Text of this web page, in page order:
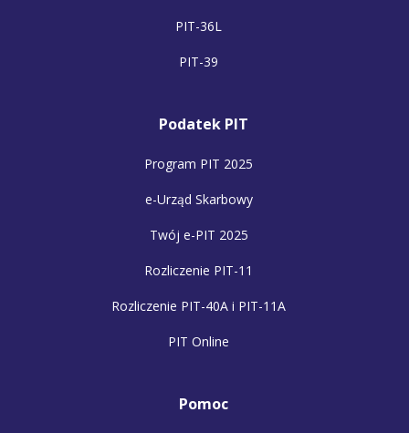
PIT-36L
PIT-39
Podatek PIT
Program PIT 2025
e-Urząd Skarbowy
Twój e-PIT 2025
Rozliczenie PIT-11
Rozliczenie PIT-40A i PIT-11A
PIT Online
Pomoc